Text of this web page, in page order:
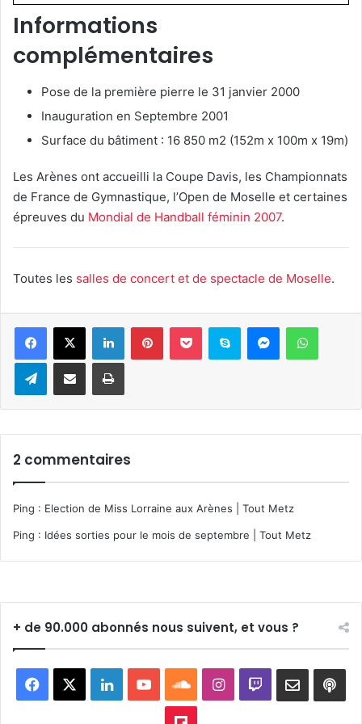
Informations
complémentaires
Pose de la première pierre le 31 janvier 2000
Inauguration en Septembre 2001
Surface du bâtiment : 16 850 m2 (152m x 100m x 19m)
Les Arènes ont accueilli la Coupe Davis, les Championnats
de France de Gymnastique, l’Open de Moselle et certaines
épreuves du Mondial de Handball féminin 2007.
Toutes les salles de concert et de spectacle de Moselle.
LinkedinPinterestPocket Skype Messenger
TelegramPartager par e-mail Imprimer
2 commentaires
Ping : Election de Miss Lorraine aux Arènes | Tout Metz
Ping : Idées sorties pour le mois de septembre | Tout Metz
+ de 90.000 abonnés nous suivent, et vous ?
Facebook LinkedinYouTubeSoundCloud
Instagram
Twitch